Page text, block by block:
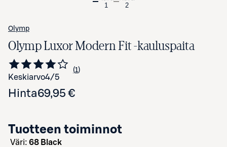
1
2
Olymp
Olymp Luxor Modern Fit -kauluspaita
Keskiarvo4/5 Siirry arvioihin
1
kappale
Hinta69,95 €
Tuotteen toiminnot
väri: 68 Black